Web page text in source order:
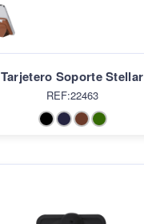
Tarjetero Soporte Stellar
REF:22463